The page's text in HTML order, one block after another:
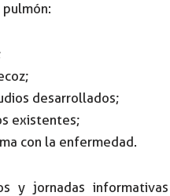
desarrollados;
existentes;
con la enfermedad.
y jornadas